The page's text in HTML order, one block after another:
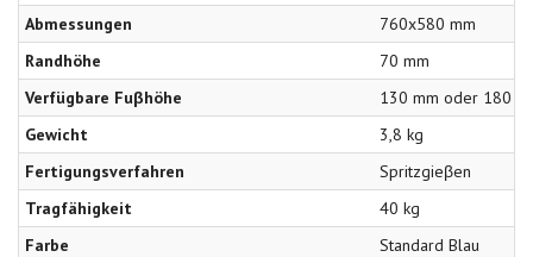
Abmessungen
760x580 mm
Randhöhe
70 mm
Verfügbare Fuβhöhe
130 mm oder 180
Gewicht
3,8 kg
Fertigungsverfahren
Spritzgieβen
Tragfähigkeit
40 kg
Farbe
Standard Blau